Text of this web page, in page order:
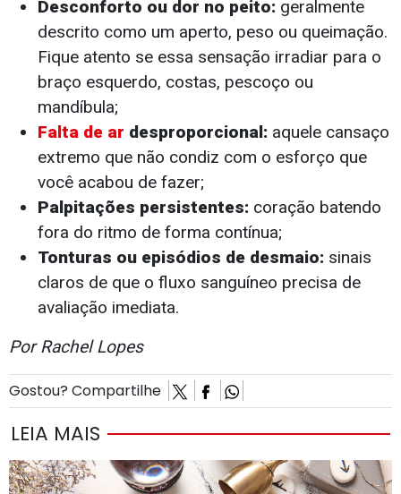
Desconforto ou dor no peito: geralmente
descrito como um aperto, peso ou queimação.
Fique atento se essa sensação irradiar para o
braço esquerdo, costas, pescoço ou
mandíbula;
Falta de ar desproporcional: aquele cansaço
extremo que não condiz com o esforço que
você acabou de fazer;
Palpitações persistentes: coração batendo
fora do ritmo de forma contínua;
Tonturas ou episódios de desmaio: sinais
claros de que o fluxo sanguíneo precisa de
avaliação imediata.
Por Rachel Lopes
Gostou? Compartilhe
LEIA MAIS